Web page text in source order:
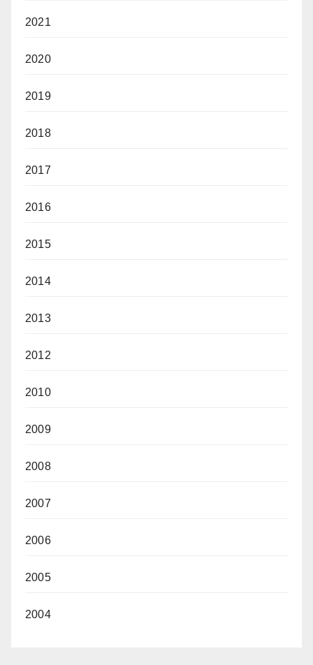
2021
2020
2019
2018
2017
2016
2015
2014
2013
2012
2010
2009
2008
2007
2006
2005
2004